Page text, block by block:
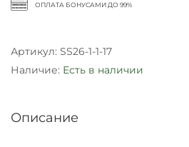
ОПЛАТА БОНУСАМИ ДО 99%
Артикул: SS26-1-1-17
Наличие: Есть в наличии
Описание